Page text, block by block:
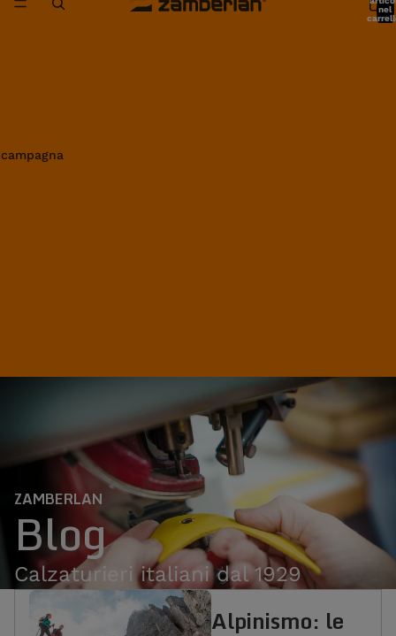
nel
ZAMBERLAN
Blog
Calzaturieri italiani dal 1929
Alpinismo: le